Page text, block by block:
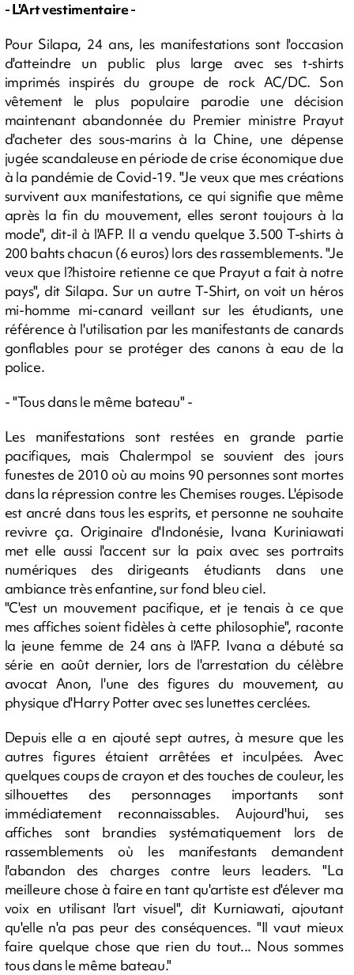
- L'Art vestimentaire -
Pour Silapa, 24 ans, les manifestations sont l'occasion
d'atteindre un public plus large avec ses t-shirts
imprimés inspirés du groupe de rock AC/DC. Son
vêtement le plus populaire parodie une décision
maintenant abandonnée du Premier ministre Prayut
d'acheter des sous-marins à la Chine, une dépense
jugée scandaleuse en période de crise économique due
à la pandémie de Covid-19. "Je veux que mes créations
survivent aux manifestations, ce qui signifie que même
après la fin du mouvement, elles seront toujours à la
mode", dit-il à l'AFP. Il a vendu quelque 3.500 T-shirts à
200 bahts chacun (6 euros) lors des rassemblements. "Je
veux que l?histoire retienne ce que Prayut a fait à notre
pays", dit Silapa. Sur un autre T-Shirt, on voit un héros
mi-homme mi-canard veillant sur les étudiants, une
référence à l'utilisation par les manifestants de canards
gonflables pour se protéger des canons à eau de la
police.
- "Tous dans le même bateau" -
Les manifestations sont restées en grande partie
pacifiques, mais Chalermpol se souvient des jours
funestes de 2010 où au moins 90 personnes sont mortes
dans la répression contre les Chemises rouges. L'épisode
est ancré dans tous les esprits, et personne ne souhaite
revivre ça. Originaire d'Indonésie, Ivana Kuriniawati
met elle aussi l'accent sur la paix avec ses portraits
numériques des dirigeants étudiants dans une
ambiance très enfantine, sur fond bleu ciel.
"C'est un mouvement pacifique, et je tenais à ce que
mes affiches soient fidèles à cette philosophie", raconte
la jeune femme de 24 ans à l'AFP. Ivana a débuté sa
série en août dernier, lors de l'arrestation du célèbre
avocat Anon, l'une des figures du mouvement, au
physique d'Harry Potter avec ses lunettes cerclées.
Depuis elle a en ajouté sept autres, à mesure que les
autres figures étaient arrêtées et inculpées. Avec
quelques coups de crayon et des touches de couleur, les
silhouettes des personnages importants sont
immédiatement reconnaissables. Aujourd'hui, ses
affiches sont brandies systématiquement lors de
rassemblements où les manifestants demandent
l'abandon des charges contre leurs leaders. "La
meilleure chose à faire en tant qu'artiste est d'élever ma
voix en utilisant l'art visuel", dit Kurniawati, ajoutant
qu'elle n'a pas peur des conséquences. "Il vaut mieux
faire quelque chose que rien du tout... Nous sommes
tous dans le même bateau."